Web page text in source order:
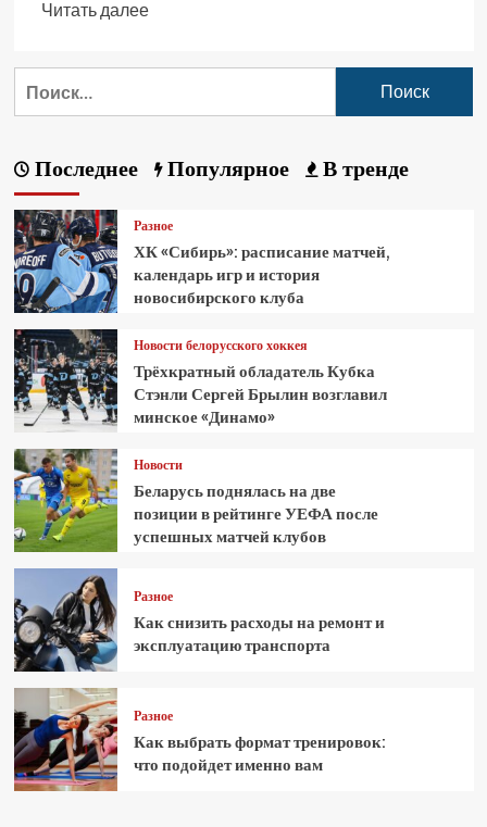
Читать далее
Последнее Популярное В тренде
Разное
ХК «Сибирь»: расписание матчей,
календарь игр и история
новосибирского клуба
Новости белорусского хоккея
Трёхкратный обладатель Кубка
Стэнли Сергей Брылин возглавил
минское «Динамо»
Новости
Беларусь поднялась на две
позиции в рейтинге УЕФА после
успешных матчей клубов
Разное
Как снизить расходы на ремонт и
эксплуатацию транспорта
Разное
Как выбрать формат тренировок:
что подойдет именно вам